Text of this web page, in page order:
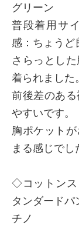
グリーン
普段着用サ
感：ちょうど
さらっとし
着られました。
前後差のあ
やすいです。
胸ポケット
まる感じでし
◇コットンス
タンダードパ
チノ